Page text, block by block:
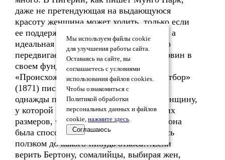
даже не претендующая на выдающуюся
красоту женщина может ходить, только если
ее поддерживают под руки две рабыни, а
идеальная красавица весит столько, что
передвигается верхом на верблюде. Дарвин в
своем фундаментальном труде
«Происхождение человека и половой отбор»
(1871) писал: «Сэр Эндрю Смит видел
однажды почитавшуюся красавицей женщину,
у которой эта часть тела достигала таких
размеров, что, опустившись на землю, она
была способна встать, лишь добравшись
ползком до какого-нибудь откоса…Если
верить Бертону, сомалийцы, выбирая жен,
Мы используем файлы cookie
для улучшения работы сайта.
Оставаясь на сайте, вы
соглашаетесь с условиями
использования файлов cookies.
Чтобы ознакомиться с
Политикой обработки
персональных данных и файлов
cookie, нажмите здесь.
Соглашаюсь